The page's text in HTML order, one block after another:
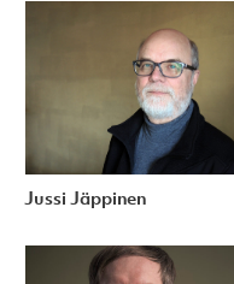
Jussi Jäppinen